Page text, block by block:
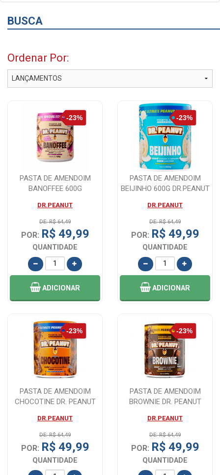
BUSCA
Ordenar Por:
PASTA DE AMENDOIM
BANOFFEE 600G
DR.PEANUT
DE: R$ 64,49
POR: R$ 49,99
QUANTIDADE
ADICIONAR
PASTA DE AMENDOIM
BEIJINHO 600G DR.PEANUT
DR.PEANUT
DE: R$ 64,49
POR: R$ 49,99
QUANTIDADE
ADICIONAR
PASTA DE AMENDOIM
CHOCOTINE DR. PEANUT
DR.PEANUT
DE: R$ 64,49
POR: R$ 49,99
QUANTIDADE
PASTA DE AMENDOIM
BROWNIE DR. PEANUT
DR.PEANUT
DE: R$ 64,49
POR: R$ 49,99
QUANTIDADE